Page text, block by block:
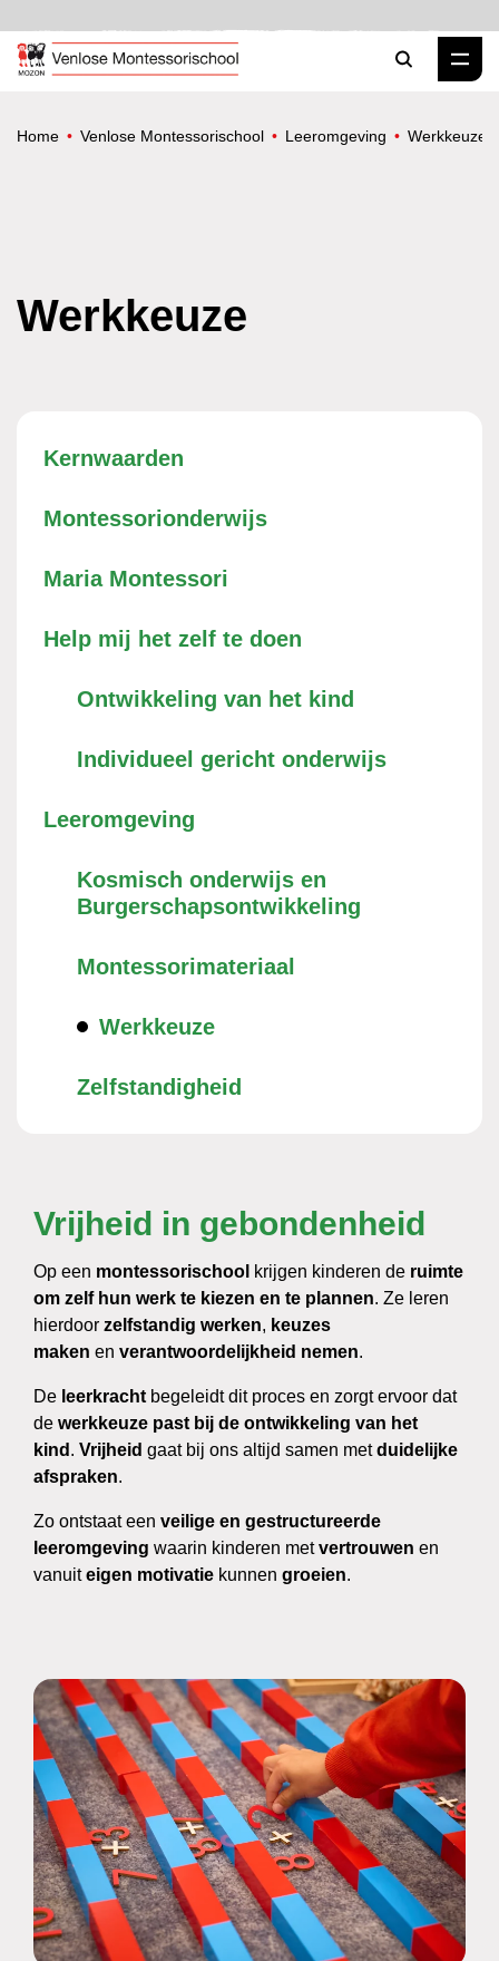
Zoeken
Home Venlose Montessorischool Leeromgeving Werkkeuze
Werkkeuze
Kernwaarden
Montessorionderwijs
Maria Montessori
Help mij het zelf te doen
Ontwikkeling van het kind
Individueel gericht onderwijs
Leeromgeving
Kosmisch onderwijs en
Burgerschapsontwikkeling
Montessorimateriaal
Werkkeuze
Zelfstandigheid
Vrijheid in gebondenheid
Op een montessorischool krijgen kinderen de ruimte
om zelf hun werk te kiezen en te plannen. Ze leren
hierdoor zelfstandig werken, keuzes
maken en verantwoordelijkheid nemen.
De leerkracht begeleidt dit proces en zorgt ervoor dat
de werkkeuze past bij de ontwikkeling van het
kind . Vrijheid gaat bij ons altijd samen metduidelijke
afspraken.
Zo ontstaat een veilige en gestructureerde
leeromgeving waarin kinderen metvertrouwen en
vanuiteigen motivatie kunnen groeien.